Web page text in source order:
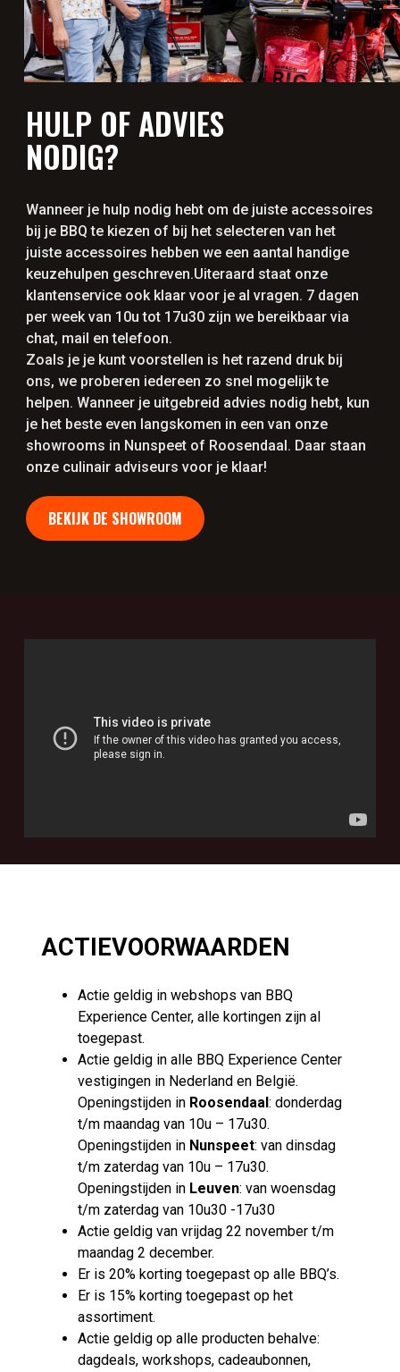
HULP OF ADVIES
NODIG?
Wanneer je hulp nodig hebt om de juiste accessoires
bij je BBQ te kiezen of bij het selecteren van het
juiste accessoires hebben we een aantal handige
keuzehulpen geschreven.Uiteraard staat onze
klantenservice ook klaar voor je al vragen. 7 dagen
per week van 10u tot 17u30 zijn we bereikbaar via
chat, mail en telefoon.
Zoals je je kunt voorstellen is het razend druk bij
ons, we proberen iedereen zo snel mogelijk te
helpen. Wanneer je uitgebreid advies nodig hebt, kun
je het beste even langskomen in een van onze
showrooms in Nunspeet of Roosendaal. Daar staan
onze culinair adviseurs voor je klaar!
BEKIJK DE SHOWROOM
ACTIEVOORWAARDEN
Actie geldig in webshops van BBQ
Experience Center, alle kortingen zijn al
toegepast.
Actie geldig in alle BBQ Experience Center
vestigingen in Nederland en België.
Openingstijden inRoosendaal: donderdag
t/m maandag van 10u – 17u30.
Openingstijden in Nunspeet: van dinsdag
t/m zaterdag van 10u – 17u30.
Openingstijden inLeuven: van woensdag
t/m zaterdag van 10u30 -17u30
Actie geldig van vrijdag 22 november t/m
maandag 2 december.
Er is 20% korting toegepast op alle BBQ’s.
Er is 15% korting toegepast op het
assortiment.
Actie geldig op alle producten behalve:
dagdeals, workshops, cadeaubonnen,